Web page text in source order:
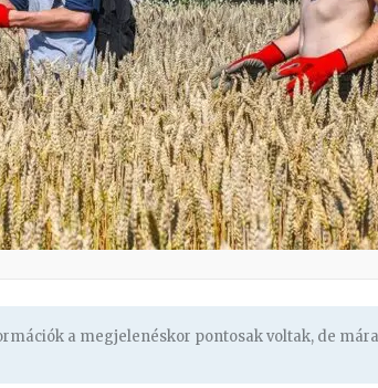
a megjelenéskor pontosak voltak, de mára